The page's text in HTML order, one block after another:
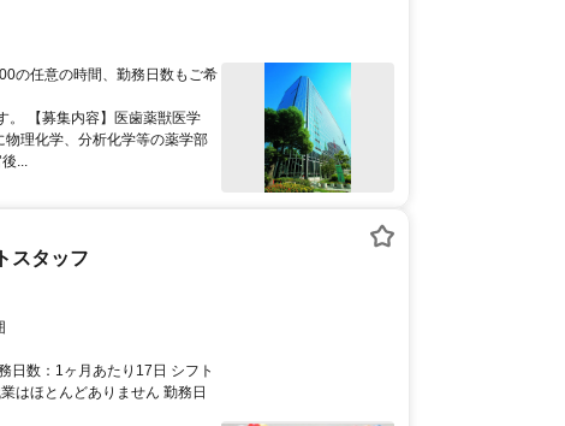
の任意の時間、勤務日数もご希
。 【募集内容】医歯薬獣医学
理化学、分析化学等の薬学部
...
スタッフ
日数：1ヶ月あたり17日 シフト
はほとんどありません 勤務日